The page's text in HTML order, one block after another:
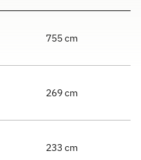
755 cm
269 cm
233 cm